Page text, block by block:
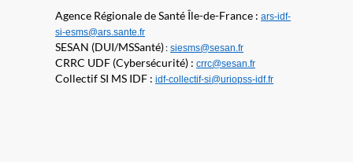
Agence Régionale de Santé Île-de-France : ars-idf-
si-esms@ars.sante.fr
SESAN (DUI/MSSanté): siesms@sesan.fr
CRRC UDF (Cybersécurité) : crrc@sesan.fr
Collectif SI MS IDF : idf-collectif-si@uriopss-idf.fr